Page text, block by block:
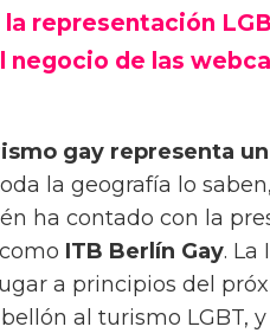
la representación
negocio de las
gay representa un
la geografía lo
ha contado con la
ITB Berlín Gay. La
a principios del
al turismo LGBT,